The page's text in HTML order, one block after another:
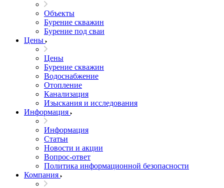
Объекты
Бурение скважин
Бурение под сваи
Цены
Цены
Бурение скважин
Водоснабжение
Отопление
Канализация
Изыскания и исследования
Информация
Информация
Статьи
Новости и акции
Вопрос-ответ
Политика информационной безопасности
Компания